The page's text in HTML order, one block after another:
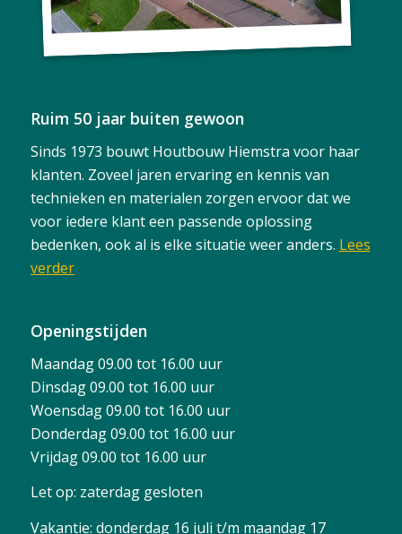
Ruim 50 jaar buiten gewoon
Sinds 1973 bouwt Houtbouw Hiemstra voor haar
klanten. Zoveel jaren ervaring en kennis van
technieken en materialen zorgen ervoor dat we
voor iedere klant een passende oplossing
bedenken, ook al is elke situatie weer anders. Lees
verder
Openingstijden
Maandag 09.00 tot 16.00 uur
Dinsdag 09.00 tot 16.00 uur
Woensdag 09.00 tot 16.00 uur
Donderdag 09.00 tot 16.00 uur
Vrijdag 09.00 tot 16.00 uur
Let op: zaterdag gesloten
Vakantie: donderdag 16 juli t/m maandag 17